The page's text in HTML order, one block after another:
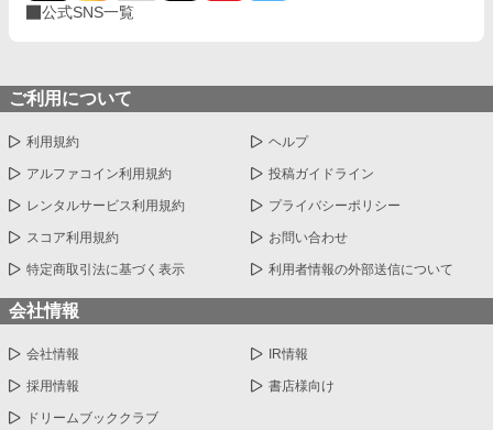
公式SNS一覧
ご利用について
利用規約 ヘルプ
アルファコイン利用規約 投稿ガイドライン
レンタルサービス利用規約 プライバシーポリシー
スコア利用規約 お問い合わせ
特定商取引法に基づく表示 利用者情報の外部送信について
会社情報
会社情報 IR情報
採用情報 書店様向け
ドリームブッククラブ